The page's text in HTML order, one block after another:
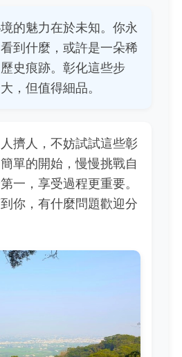
的魅力在於未知。你永
到什麼，或許是一朵稀
史痕跡。彰化這些步
，但值得細品。
擠人，不妨試試這些彰
單的開始，慢慢挑戰自
一，享受過程更重要。
你，有什麼問題歡迎分